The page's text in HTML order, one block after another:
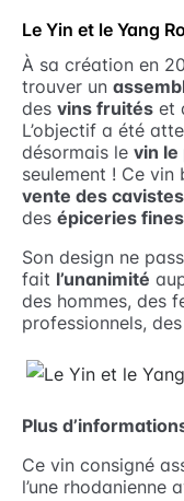
Le Yin et le Yang
À sa création en
trouver un
des vins fruités et
L’objectif a été
désormais le vin le
seulement ! Ce
vente des cavistes
des épiceries fines
Son design ne
fait l’unanimité
des hommes, des
professionnels,
Plus
Ce vin consigné
l’une rhodanienne